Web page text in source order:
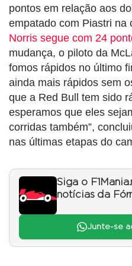
pontos em relação aos
empatado com Piastri na
Norris segue com 24
mudança, o piloto da
fomos rápidos no último
ainda mais rápidos sem
que a Red Bull tem sido
esperamos que eles
corridas também”,
nas últimas etapas do
Siga o
notícias da
Junte-se